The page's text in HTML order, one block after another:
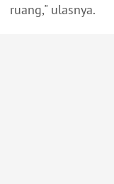
ruang," ulasnya.